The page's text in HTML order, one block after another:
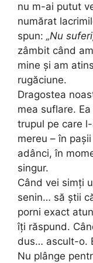
nu m-ai putut
numărat
spun: „Nu
zâmbit când
mine și am
rugăciune.
Dragostea
mea suflare.
trupul pe care
mereu – în
adânci, în
singur.
Când vei simți
senin… să știi
porni exact
îți răspund.
dus… ascult-o.
Nu plânge